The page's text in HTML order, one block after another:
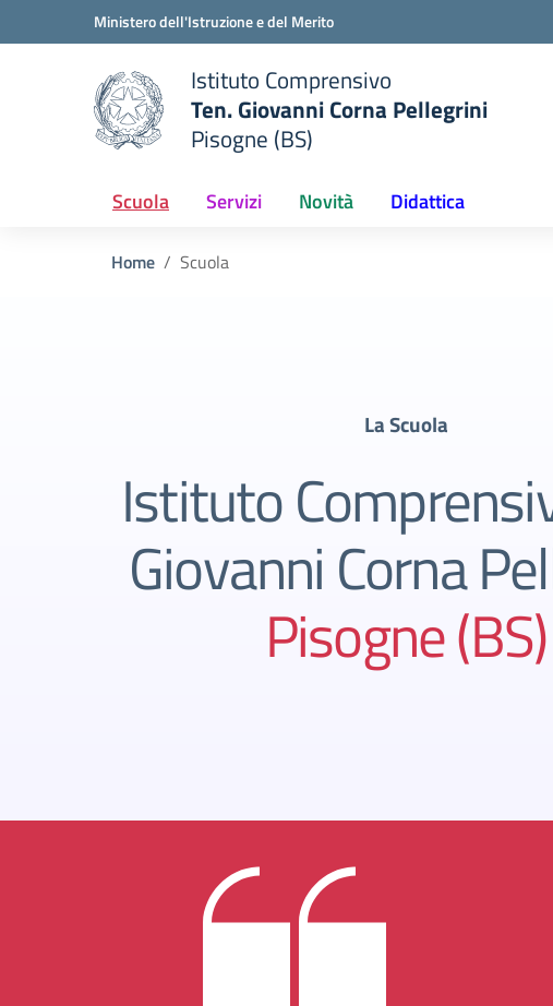
Vai ai contenuti
Vai al menu di navigazioneMinistero dell'Istruzione e del Merito
scuola
Istituto Comprensivo
Ten. Giovanni Corna Pellegrini
Pisogne (BS)
Scuola Servizi Novità Didattica
Home Scuola
La Scuola
Istituto
Giovanni Corna
Pisogne (BS)